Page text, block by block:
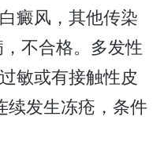
癜风，其他传染
不合格。多发性
敏或有接触性皮
续发生冻疮，条件